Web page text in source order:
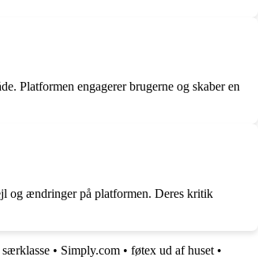
Platformen engagerer brugerne og skaber en
og ændringer på platformen. Deres kritik
• Simply.com • føtex ud af huset •